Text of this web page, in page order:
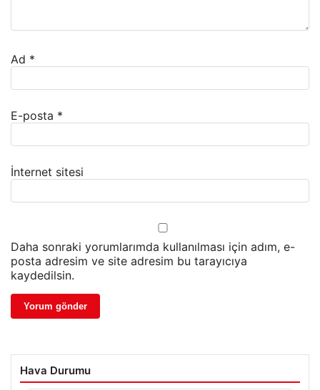
Ad *
E-posta *
İnternet sitesi
Daha sonraki yorumlarımda kullanılması için adım, e-
posta adresim ve site adresim bu tarayıcıya
kaydedilsin.
Hava Durumu